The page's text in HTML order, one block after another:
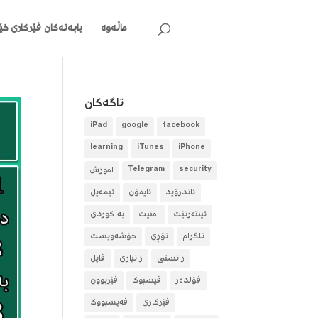
ماڵەوە بابەتەکان فێرکاری
تاگه‌كان
facebook
google
iPad
iPhone
iTunes
learning
security
Telegram
آموزش
ئاندرۆید
ئایفۆن
ئیمەیل
ئینتەرنێت
امنیت
بە کوردی
تلگرام
تۆڕی
خۆشەویست
زانستی
زانیاری
فایل
فۆلده‌ر
فیسبوک
فێربوون
فێرکاری
فەیسبووک